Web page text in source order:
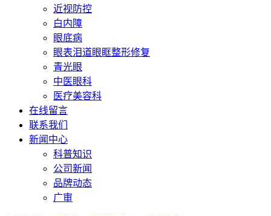
近视防控
白内障
眼底病
眼表泪道眼眶整形修复
青光眼
中医眼科
医疗美容科
在线留言
联系我们
新闻中心
科普知识
公司新闻
品牌动态
广审